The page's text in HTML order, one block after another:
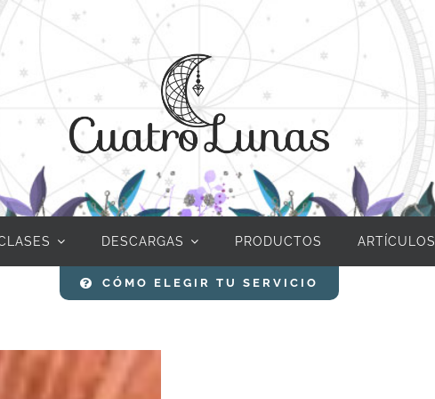
DESCARGAS PRODUCTOS ARTÍCULOS
CÓMO ELEGIR TU SERVICIO